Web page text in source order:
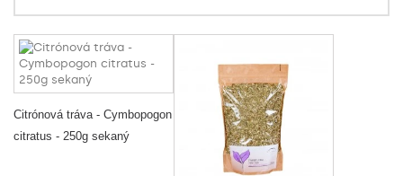
Citrónová tráva - Cymbopogon
citratus - 250g sekaný